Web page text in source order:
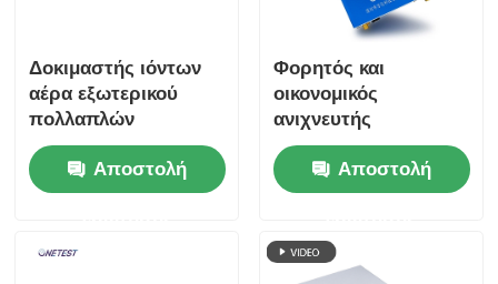
Δοκιμαστής ιόντων
αέρα εξωτερικού
πολλαπλών
παραμέτρων
Ανιχνευτής ιόντων
αέρα ONETEST-
Αποστολή
Φορητός και
οικονομικός
ανιχνευτής
αρνητικών ιόντων
αέρα RS232 εξόδου
Αποστολή